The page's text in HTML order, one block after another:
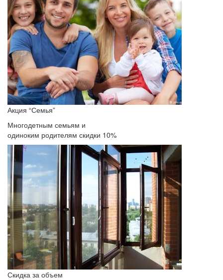
Акция “Семья”
Многодетным семьям и
одиноким родителям скидки 10%
Скидка за объем